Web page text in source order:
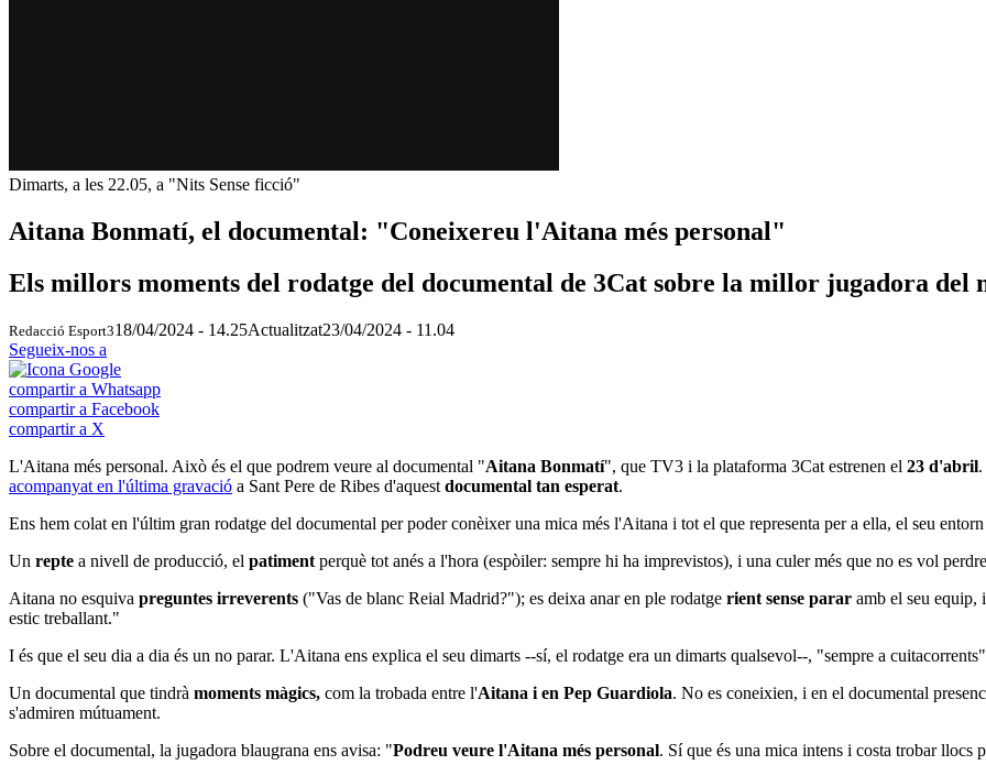
Dimarts, a les 22.05, a "Nits Sense ficció"
Aitana Bonmatí, el documental: "Coneixereu l'Aitana més personal"
Els millors moments del rodatge del documental de 3Cat sobre la millor jugadora del
Redacció Esport318/04/2024 - 14.25Actualitzat23/04/2024 - 11.04
Segueix-nos a
compartir a Whatsapp
compartir a Facebook
compartir a X
L'Aitana més personal. Això és el que podrem veure al documental "Aitana Bonmatí", que TV3 i la plataforma 3Cat estrenen el 23 d'abril
acompanyat en l'última gravació a Sant Pere de Ribes d'aquest documental tan esperat.
Ens hem colat en l'últim gran rodatge del documental per poder conèixer una mica més l'Aitana i tot el que representa per a ella, el seu
Un repte a nivell de producció, el patiment perquè tot anés a l'hora (espòiler: sempre hi ha imprevistos), i una culer més que no es vol
Aitana no esquiva preguntes irreverents ("Vas de blanc Reial Madrid?"); es deixa anar en ple rodatge rient sense parar amb el seu equip,
estic treballant."
I és que el seu dia a dia és un no parar. L'Aitana ens explica el seu dimarts --sí, el rodatge era un dimarts qualsevol--, "sempre a
Un documental que tindrà moments màgics, com la trobada entre l'Aitana i en Pep Guardiola. No es coneixien, i en el documental
s'admiren mútuament.
Sobre el documental, la jugadora blaugrana ens avisa: "Podreu veure l'Aitana més personal. Sí que és una mica intens i costa trobar llocs